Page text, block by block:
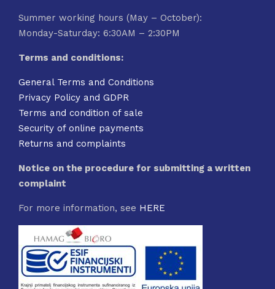
Summer working hours (May – October):
Monday-Saturday: 6:30AM – 2:30PM
Terms and conditions:
General Terms and Conditions
Privacy Policy and GDPR
Terms and condition of sale
Security of online payments
Returns and complaints
Notice on the procedure for submitting a written
complaint
For more information, see HERE